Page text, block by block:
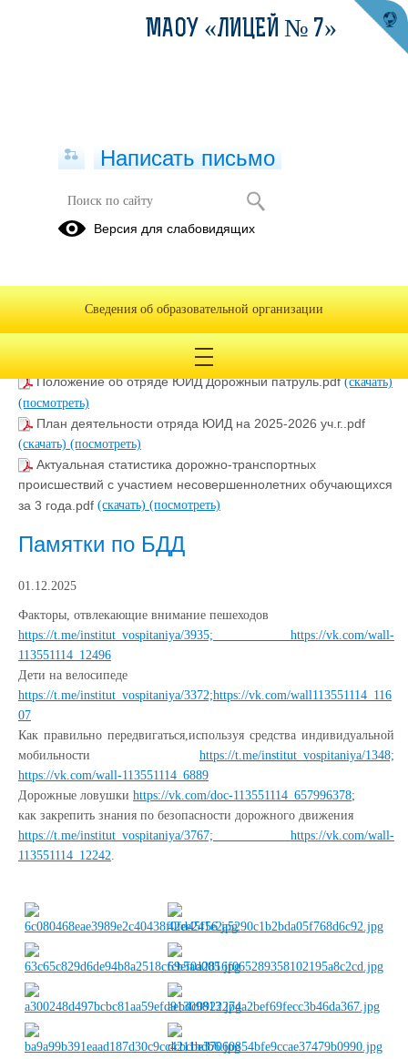
Профилактика ДДТТ
План мероприятий по профилактике ДДТТ и пропаганде
ПДД на 2025-2026 уч.г..pdf
(посмотреть)
2024-2025 уч.г..pdf(скачать)(посмотреть)
Положение об отряде ЮИД Дорожный патруль.pdf(скачать)
(посмотреть)
План деятельности отряда ЮИД на 2025-2026 уч.г..pdf
(скачать) (посмотреть)
Актуальная статистика дорожно-транспортных
происшествий с участием несовершеннолетних обучающихся
за 3 года.pdf (скачать) (посмотреть)
Памятки по БДД
01.12.2025
Факторы, отвлекающие внимание пешеходов
https://t.me/institut_vospitaniya/3935; https://vk.com/wall-
113551114_12496
Дети на велосипеде
https://t.me/institut_vospitaniya/3372;https://vk.com/wall113551114_116
07
Как правильно передвигаться,используя средства индивидуальной
мобильности https://t.me/institut_vospitaniya/1348;
https://vk.com/wall-113551114_6889
Дорожные ловушки https://vk.com/doc-113551114_657996378;
как закрепить знания по безопасности дорожного движения
https://t.me/institut_vospitaniya/3767; https://vk.com/wall-
113551114_12242.
МАОУ «ЛИЦЕЙ № 7»
Написать письмо
Версия для слабовидящих
Сведения об образовательной организации